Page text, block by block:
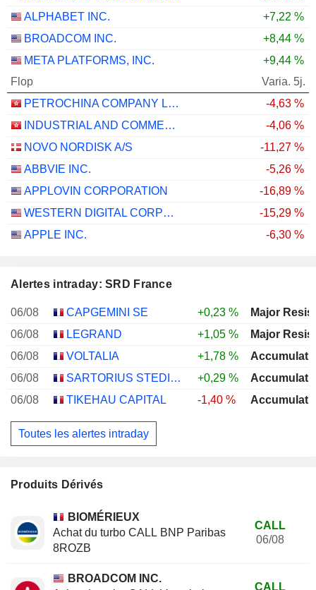
ALPHABET INC.
+7,22 %
BROADCOM INC.
+8,44 %
META PLATFORMS, INC.
+9,44 %
Flop
Varia. 5j.
PETROCHINA COMPANY LIMITED
-4,63 %
INDUSTRIAL AND COMMERCIAL BANK OF CHINA LIMITED
-4,06 %
NOVO NORDISK A/S
-11,27 %
ABBVIE INC.
-5,26 %
APPLOVIN CORPORATION
-16,89 %
WESTERN DIGITAL CORPORATION
-15,29 %
APPLE INC.
-6,30 %
Alertes intraday: SRD France
06/08 CAPGEMINI SE +0,23 %
Major
06/08
LEGRAND +1,05 %
Major
06/08
VOLTALIA +1,78 %
06/08
SARTORIUS STEDIM BIOTECH +0,29 %
06/08
TIKEHAU CAPITAL -1,40 %
Toutes les alertes intraday
Produits Dérivés
BIOMÉRIEUX
Achat du turbo CALL BNP Paribas
8ROZB
CALL
06/08
BROADCOM INC.
CALL